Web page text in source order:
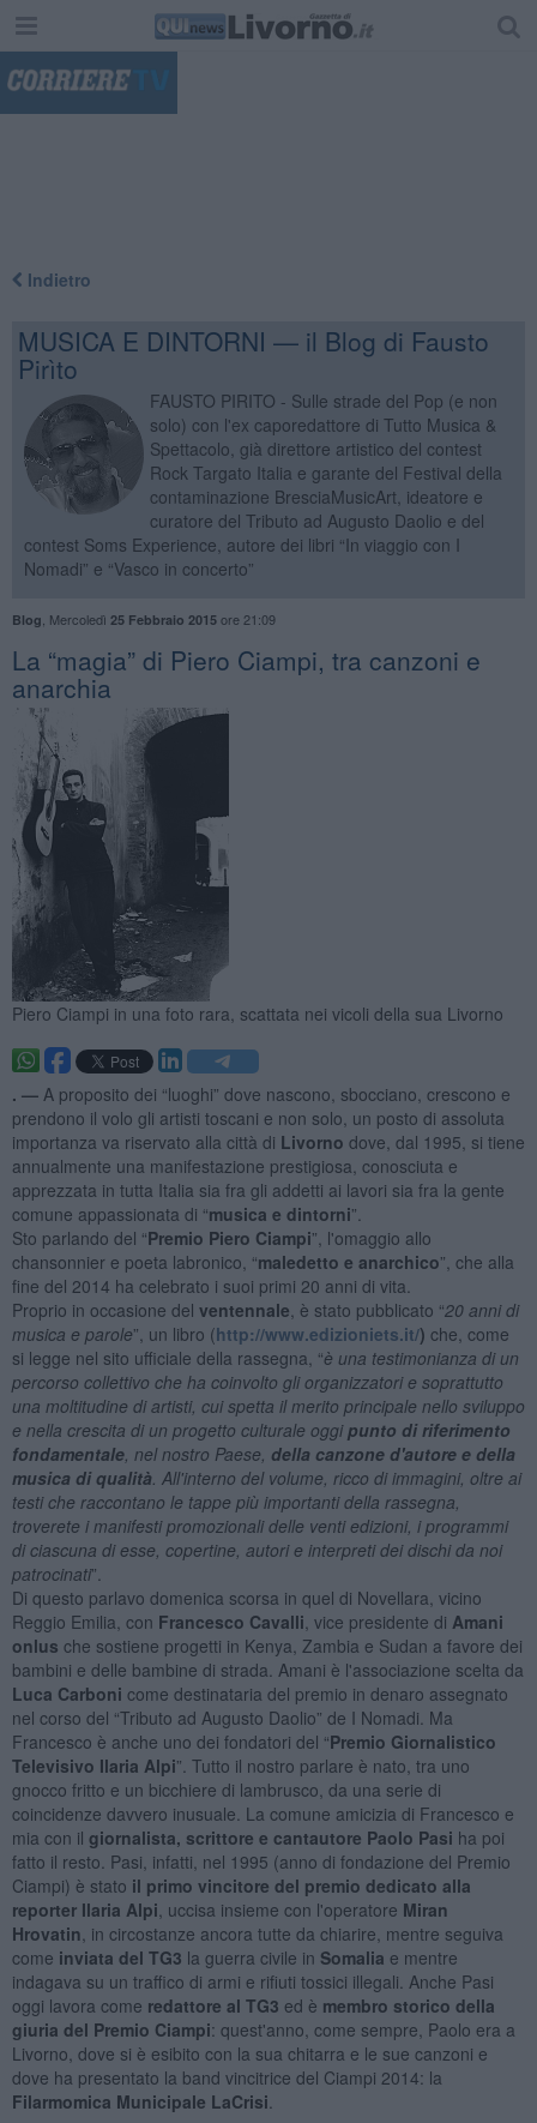
Indietro
MUSICA E DINTORNI — il Blog di Fausto
Pirìto
FAUSTO PIRITO - Sulle strade del Pop (e non
solo) con l'ex caporedattore di Tutto Musica &
Spettacolo, già direttore artistico del contest
Rock Targato Italia e garante del Festival della
contaminazione BresciaMusicArt, ideatore e
curatore del Tributo ad Augusto Daolio e del
contest Soms Experience, autore dei libri “In viaggio con I
Nomadi” e “Vasco in concerto”
Blog Mercoledì 25 Febbraio 2015ore 21:09
La “magia” di Piero Ciampi, tra canzoni e
anarchia
Piero Ciampi in una foto rara, scattata nei vicoli della sua Livorno
. — A proposito dei “luoghi” dove nascono, sbocciano, crescono e
prendono il volo gli artisti toscani e non solo, un posto di assoluta
importanza va riservato alla città di Livorno dove, dal 1995, si tiene
annualmente una manifestazione prestigiosa, conosciuta e
apprezzata in tutta Italia sia fra gli addetti ai lavori sia fra la gente
comune appassionata di “musica e dintorni”.
Sto parlando del “Premio Piero Ciampi”, l'omaggio allo
chansonnier e poeta labronico, “maledetto e anarchico”, che alla
fine del 2014 ha celebrato i suoi primi 20 anni di vita.
Proprio in occasione del ventennale , è stato pubblicato “20 anni di
musica e parole”, un libro (http://www.edizioniets.it/) che, come
si legge nel sito ufficiale della rassegna, “è una testimonianza di un
percorso collettivo che ha coinvolto gli organizzatori e soprattutto
una moltitudine di artisti, cui spetta il merito principale nello sviluppo
e nella crescita di un progetto culturale oggipunto di riferimento
fondamentale, nel nostro Paese, della canzone d'autore e della
musica di qualità. All'interno del volume, ricco di immagini, oltre ai
testi che raccontano le tappe più importanti della rassegna,
troverete i manifesti promozionali delle venti edizioni, i programmi
di ciascuna di esse, copertine, autori e interpreti dei dischi da noi
patrocinati”.
Di questo parlavo domenica scorsa in quel di Novellara, vicino
Reggio Emilia, con Francesco Cavalli , vice presidente di Amani
onlus che sostiene progetti in Kenya, Zambia e Sudan a favore dei
bambini e delle bambine di strada. Amani è l'associazione scelta da
Luca Carboni come destinataria del premio in denaro assegnato
nel corso del “Tributo ad Augusto Daolio” de I Nomadi. Ma
Francesco è anche uno dei fondatori del “Premio Giornalistico
Televisivo Ilaria Alpi”. Tutto il nostro parlare è nato, tra uno
gnocco fritto e un bicchiere di lambrusco, da una serie di
coincidenze davvero inusuale. La comune amicizia di Francesco e
mia con il giornalista, scrittore e cantautore Paolo Pasi ha poi
fatto il resto. Pasi, infatti, nel 1995 (anno di fondazione del Premio
Ciampi) è stato il primo vincitore del premio dedicato alla
reporter Ilaria Alpi , uccisa insieme con l'operatore Miran
Hrovatin , in circostanze ancora tutte da chiarire, mentre seguiva
come inviata del TG3 la guerra civile in Somalia e mentre
indagava su un traffico di armi e rifiuti tossici illegali. Anche Pasi
oggi lavora come redattore al TG3 ed è membro storico della
giuria del Premio Ciampi: quest'anno, come sempre, Paolo era a
Livorno, dove si è esibito con la sua chitarra e le sue canzoni e
dove ha presentato la band vincitrice del Ciampi 2014: la
Filarmomica Municipale LaCrisi